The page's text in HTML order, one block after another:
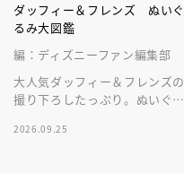
ダッフィー＆フレンズ ぬいぐ
るみ大図鑑
編：ディズニーファン編集部
大人気ダッフィー＆フレンズの
撮り下ろしたっぷり。ぬいぐる
2026.09.25